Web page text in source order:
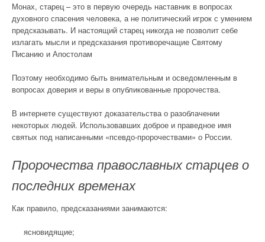
Монах, старец – это в первую очередь наставник в вопросах
духовного спасения человека, а не политический игрок с умением
предсказывать. И настоящий старец никогда не позволит себе
излагать мысли и предсказания противоречащие Святому
Писанию и Апостолам
Поэтому необходимо быть внимательным и осведомленным в
вопросах доверия и веры в опубликованные пророчества.
В интернете существуют доказательства о разоблачении
некоторых людей. Использовавших доброе и праведное имя
святых под написанными «псевдо-пророчествами» о России.
Пророчества православных старцев о
последних временах
Как правило, предсказаниями занимаются:
ясновидящие;